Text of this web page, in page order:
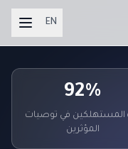
EN
92%
المستهلكين في توصيات
المؤثرين